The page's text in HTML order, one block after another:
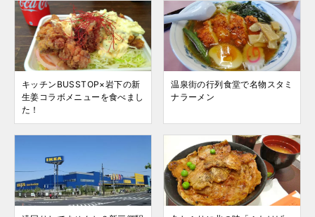
キッチンBUSSTOP×岩下の新
生姜コラボメニューを食べまし
た！
温泉街の行列食堂で名物スタミ
ナラーメン